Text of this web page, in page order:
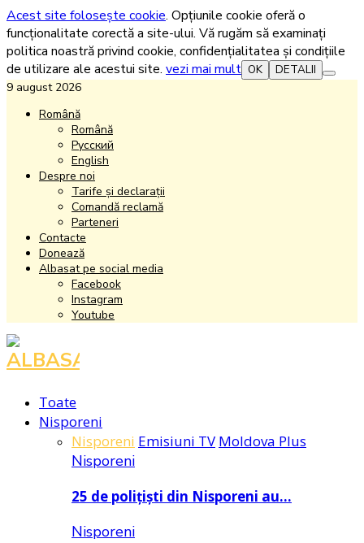
Acest site folosește cookie. Opțiunile cookie oferă o
funcționalitate corectă a site-ului. Vă rugăm să examinați
politica noastră privind cookie, confidențialitatea și condițiile
de utilizare ale acestui site. vezi mai mult OK DETALII
9 august 2026
Română
Română
Русский
English
Despre noi
Tarife și declarații
Comandă reclamă
Parteneri
Contacte
Donează
Albasat pe social media
Facebook
Instagram
Youtube
Facebook
Instagram
Youtube
Toate
Nisporeni
Nisporeni Emisiuni TV Moldova Plus
Nisporeni
25 de polițiști din Nisporeni au…
Nisporeni